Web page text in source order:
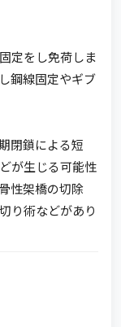
定をし免荷しま
鋼線固定やギブ
閉鎖による短
が生じる可能性
性架橋の切除
り術などがあり